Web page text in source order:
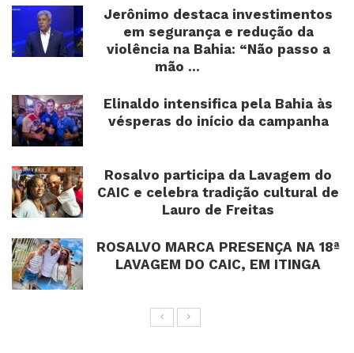
Jerônimo destaca investimentos
em segurança e redução da
violência na Bahia: “Não passo a
mão ...
Elinaldo intensifica pela Bahia às
vésperas do início da campanha
Rosalvo participa da Lavagem do
CAIC e celebra tradição cultural de
Lauro de Freitas
ROSALVO MARCA PRESENÇA NA 18ª
LAVAGEM DO CAIC, EM ITINGA